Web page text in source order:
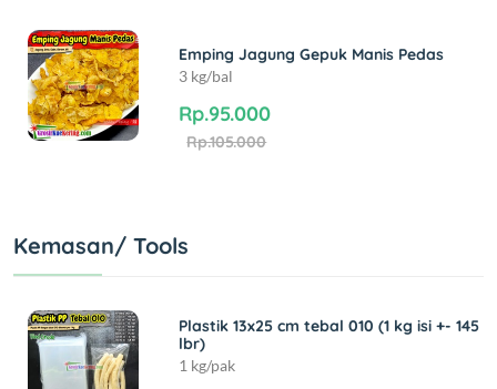
Emping Jagung Gepuk Manis Pedas
3 kg/bal
Rp.95.000
Rp.105.000
Kemasan/ Tools
Plastik 13x25 cm tebal 010 (1 kg isi +- 145
lbr)
1 kg/pak